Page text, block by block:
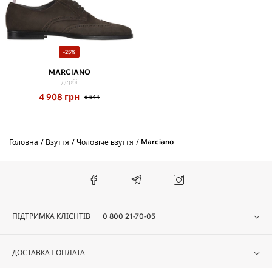
-25%
MARCIANO
дербі
4 908 грн 6 544
Головна Взуття Чоловіче взуття Marciano
ПІДТРИМКА КЛІЄНТІВ 0 800 21-70-05
ДОСТАВКА І ОПЛАТА